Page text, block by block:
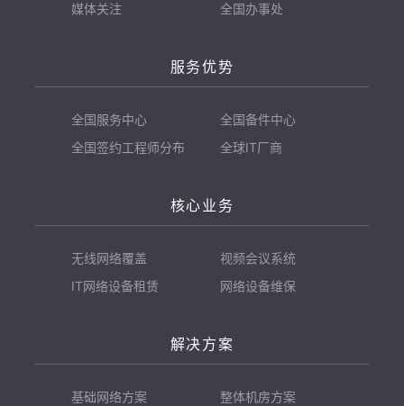
媒体关注
全国办事处
服务优势
全国服务中心
全国备件中心
全国签约工程师分布
全球IT厂商
核心业务
无线网络覆盖
视频会议系统
IT网络设备租赁
网络设备维保
解决方案
基础网络方案
整体机房方案